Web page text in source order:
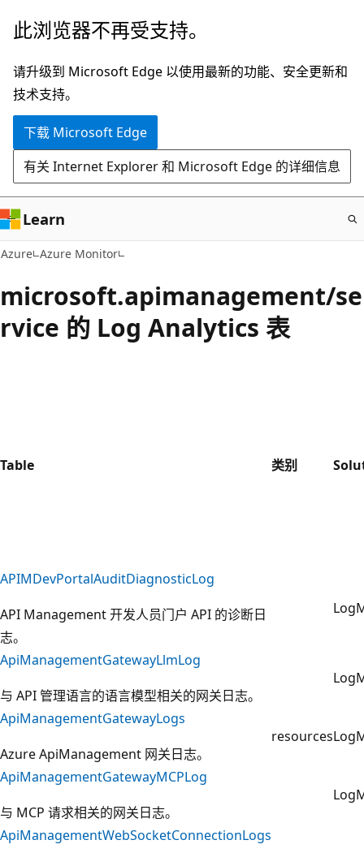
跳
主
要
内
此浏览器不再受支持。
请升级到 Microsoft Edge 以使用最新的功能、安全更新和
技术支持。
下载 Microsoft Edge
有关 Internet Explorer 和 Microsoft Edge 的详细信息
Learn
Azure Azure Monitor
microsoft.apimanagement/se
rvice 的 Log Analytics 表
Table 类别
APIMDevPortalAuditDiagnosticLog
API Management 开发人员门户 API 的诊断日
志。
ApiManagementGatewayLlmLog
与 API 管理语言的语言模型相关的网关日志。
ApiManagementGatewayLogs
Azure ApiManagement 网关日志。
resources
ApiManagementGatewayMCPLog
与 MCP 请求相关的网关日志。
ApiManagementWebSocketConnectionLogs